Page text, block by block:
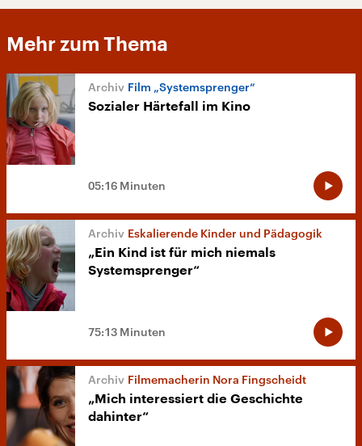
Mehr zum Thema
Film „Systemsprenger“
Sozialer Härtefall im Kino
05:16 Minuten
Eskalierende Kinder und Pädagogik
„Ein Kind ist für mich niemals
Systemsprenger“
75:13 Minuten
Filmemacherin Nora Fingscheidt
„Mich interessiert die Geschichte
dahinter“